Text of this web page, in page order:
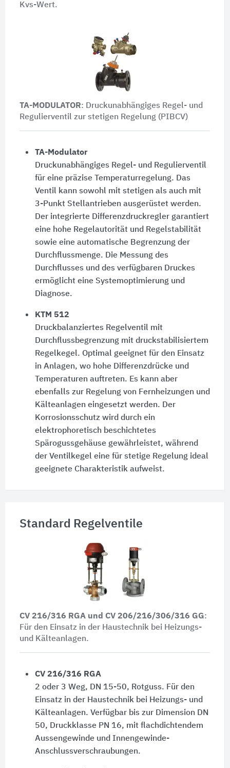
Kvs-Wert.
TA-MODULATOR: Druckunabhängiges Regel- und
Regulierventil zur stetigen Regelung (PIBCV)
TA-Modulator
Druckunabhängiges Regel- und Regulierventil
für eine präzise Temperaturregelung. Das
Ventil kann sowohl mit stetigen als auch mit
3-Punkt Stellantrieben ausgerüstet werden.
Der integrierte Differenzdruckregler garantiert
eine hohe Regelautorität und Regelstabilität
sowie eine automatische Begrenzung der
Durchflussmenge. Die Messung des
Durchflusses und des verfügbaren Druckes
ermöglicht eine Systemoptimierung und
Diagnose.
KTM 512
Druckbalanziertes Regelventil mit
Durchflussbegrenzung mit druckstabilisiertem
Regelkegel. Optimal geeignet für den Einsatz
in Anlagen, wo hohe Differenzdrücke und
Temperaturen auftreten. Es kann aber
ebenfalls zur Regelung von Fernheizungen und
Kälteanlagen eingesetzt werden. Der
Korrosionsschutz wird durch ein
elektrophoretisch beschichtetes
Spärogussgehäuse gewährleistet, während
der Ventilkegel eine für stetige Regelung ideal
geeignete Charakteristik aufweist.
Standard Regelventile
CV 216/316 RGA und CV 206/216/306/316 GG:
Für den Einsatz in der Haustechnik bei Heizungs-
und Kälteanlagen.
CV 216/316 RGA
2 oder 3 Weg, DN 15-50, Rotguss. Für den
Einsatz in der Haustechnik bei Heizungs- und
Kälteanlagen. Verfügbar bis zur Dimension DN
50, Druckklasse PN 16, mit flachdichtendem
Aussengewinde und Innengewinde-
Anschlussverschraubungen.